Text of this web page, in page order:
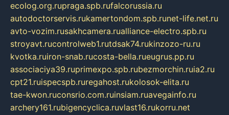
ecolog.org.rupraga.spb.rufalcorussia.ru
autodoctorservis.rukamertondom.spb.runet-life.net.ru
avto-vozim.rusakhcamera.rualliance-electro.spb.ru
stroyavt.rucontrolweb1.rutdsak74.rukinzozo-ru.ru
kvotka.ruiron-snab.rucosta-bella.rueugrus.pp.ru
associaciya39.ruprimexpo.spb.rubezmorchin.ruia2.ru
cpt21.ruispecspb.ruregahost.rukolosok-elita.ru
tae-kwon.ruconsrio.com.ruinsiam.ruavegainfo.ru
archery161.rubigencyclica.ruvlast16.rukorru.net